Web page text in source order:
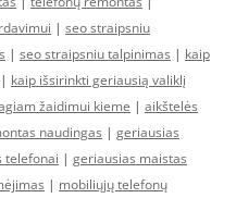
| seo straipsniu
| seo straipsniu talpinimas | kaip
| kaip išsirinkti geriausią valiklį
žaidimui kieme | aikštelės
naudingas | geriausias
telefonai | geriausias maistas
| mobiliųjų telefonų